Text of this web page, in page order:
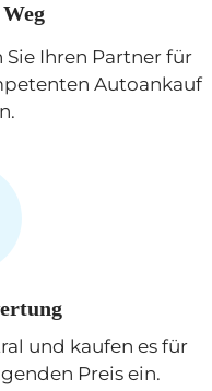
Sie Ihren Partner für
Autoankauf
und kaufen es für
Preis ein.